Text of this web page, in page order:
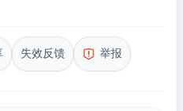
失效反馈 举报